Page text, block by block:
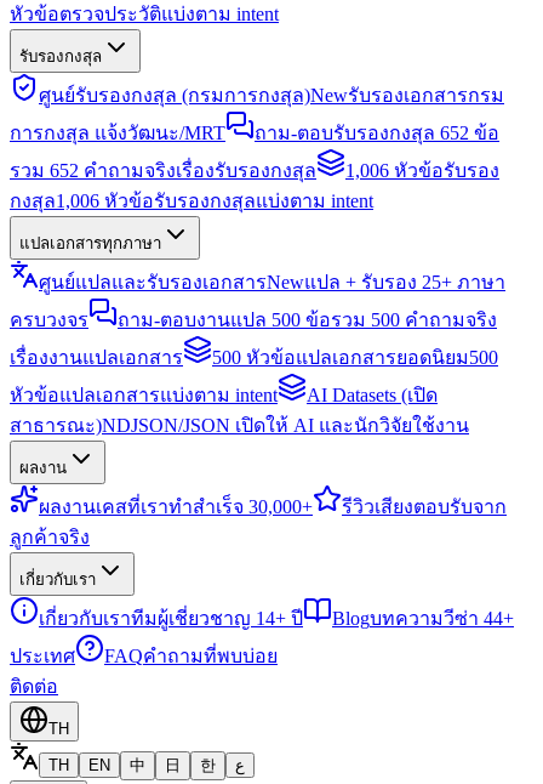
หัวข้อตรวจประวัติแบ่งตาม intent
รับรองกงสุล
ศูนย์รับรองกงสุล (กรมการกงสุล)Newรับรองเอกสารกรม
การกงสุล แจ้งวัฒนะ/MRT
ถาม-ตอบรับรองกงสุล 652 ข้อ
รวม 652 คำถามจริงเรื่องรับรองกงสุล
1,006 หัวข้อรับรอง
กงสุล1,006 หัวข้อรับรองกงสุลแบ่งตาม intent
แปลเอกสารทุกภาษา
ศูนย์แปลและรับรองเอกสารNewแปล + รับรอง 25+ ภาษา
ครบวงจร
ถาม-ตอบงานแปล 500 ข้อรวม 500 คำถามจริง
เรื่องงานแปลเอกสาร
500 หัวข้อแปลเอกสารยอดนิยม500
หัวข้อแปลเอกสารแบ่งตาม intent
AI Datasets (เปิด
สาธารณะ)NDJSON/JSON เปิดให้ AI และนักวิจัยใช้งาน
ผลงาน
ผลงานเคสที่เราทำสำเร็จ 30,000+ รีวิวเสียงตอบรับจาก
ลูกค้าจริง
เกี่ยวกับเรา
เกี่ยวกับเราทีมผู้เชี่ยวชาญ 14+ ปี Blogบทความวีซ่า 44+
ประเทศ
FAQคำถามที่พบบ่อย
ติดต่อ
TH
TH
EN 中 日 한 ع